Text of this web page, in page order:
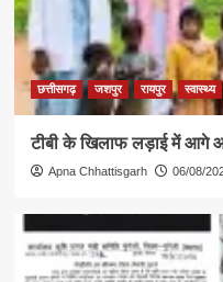
छत्तीसगढ़ जशपुर रायपुर स्वास्थ्य
टीबी के खिलाफ लड़ाई में आगे
Apna Chhattisgarh 06/08/